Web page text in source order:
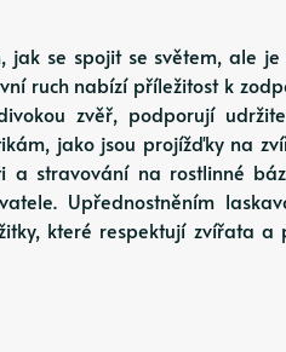
jak se spojit se světem, ale
ruch nabízí příležitost k
zvěř, podporují
jako jsou projížďky na
a stravování na rostlinné
Upřednostněním
které respektují zvířata